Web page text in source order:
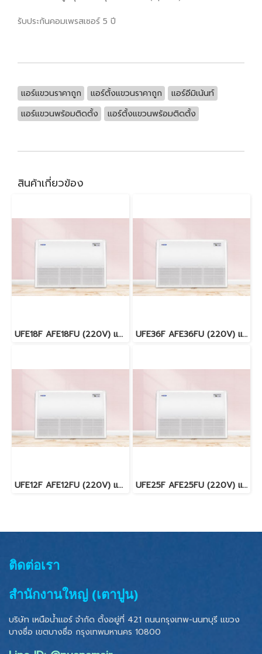
รับประกันคอมเพรสเซอร์ 5 ปี
แอร์แขวนราคาถูก แอร์ตั้งแขวนราคาถูก
แอร์อีมิเน้นท์
แอร์แขวนพร้อมติดตั้ง
แอร์ตั้งแขวนพร้อมติดตั้ง
สินค้าเกี่ยวข้อง
UFE18F AFE18FU (220V) แอร์อีมิเน้นท์ (EMINENT) แบบตั้ง/แขวน Fixed Speed R32 18,800 BTU. พร้อมบริการติดตั้ง UFE36F AFE36FU (220V) แอร์อีมิเน้นท์ (EMINENT) แบบตั้ง/แขวน Fixed Speed R32 36,100 BTU. พร้อมบริการติดตั้ง
UFE12F AFE12FU (220V) แอร์อีมิเน้นท์ (EMINENT) แบบตั้ง/แขวน Fixed Speed R32 13,000 BTU. พร้อมบริการติดตั้ง UFE25F AFE25FU (220V) แอร์อีมิเน้นท์ (EMINENT) แบบตั้ง/แขวน Fixed Speed R32 25,300 BTU. พร้อมบริการติดตั้ง
ติดต่อเรา
สำนักงานใหญ่ (เตาปูน)
บริษัท เหนือน้ำแอร์ จำกัด ตั้งอยู่ที่ 421 ถนนกรุงเทพ-นนทบุรี แขวง
บางซื่อ เขตบางซื่อ กรุงเทพมหานคร 10800